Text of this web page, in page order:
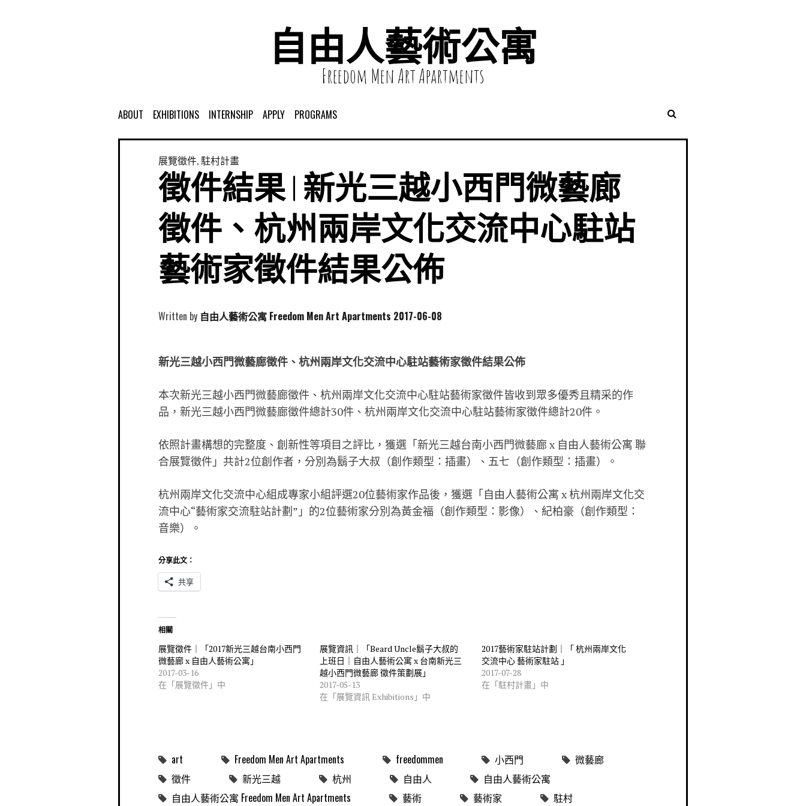
自由人藝術公寓
Freedom Men Art Apartments
ABOUT EXHIBITIONS INTERNSHIP APPLY PROGRAMS
展覽徵件,駐村計畫
徵件結果 | 新光三越小西門微藝廊
徵件、杭州兩岸文化交流中心駐站
藝術家徵件結果公佈
Written by 自由人藝術公寓 Freedom Men Art Apartments 2017-06-08
新光三越小西門微藝廊徵件、杭州兩岸文化交流中心駐站藝術家徵件結果公佈
本次新光三越小西門微藝廊徵件、杭州兩岸文化交流中心駐站藝術家徵件皆收到眾多優秀且精采的作
品，新光三越小西門微藝廊徵件總計30件、杭州兩岸文化交流中心駐站藝術家徵件總計20件。
依照計畫構想的完整度、創新性等項目之評比，獲選「新光三越台南小西門微藝廊 x 自由人藝術公寓 聯
合展覽徵件」共計2位創作者，分別為鬍子大叔（創作類型：插畫）、五七（創作類型：插畫）。
杭州兩岸文化交流中心組成專家小組評選20位藝術家作品後，獲選「自由人藝術公寓 x杭州兩岸文化交
流中心“藝術家交流駐站計劃” 」的2位藝術家分別為黃金福（創作類型：影像）、紀柏豪（創作類型：
音樂）。
分享此文：
共享
相關
展覽徵件｜「2017新光三越台南小西門
微藝廊 x 自由人藝術公寓」
2017-03-16
在「展覽徵件」中
展覽資訊｜「Beard Uncle鬍子大叔的
上班日｜自由人藝術公寓 x 台南新光三
越小西門微藝廊 徵件策劃展」
2017-05-13
在「展覽資訊 Exhibitions」中
2017藝術家駐站計劃｜「 杭州兩岸文化
交流中心 藝術家駐站 」
2017-07-28
在「駐村計畫」中
art Freedom Men Art Apartments freedommen 小西門
微藝廊
徵件
新光三越 杭州 自由人
自由人藝術公寓
自由人藝術公寓 Freedom Men Art Apartments
藝術 藝術家 駐村